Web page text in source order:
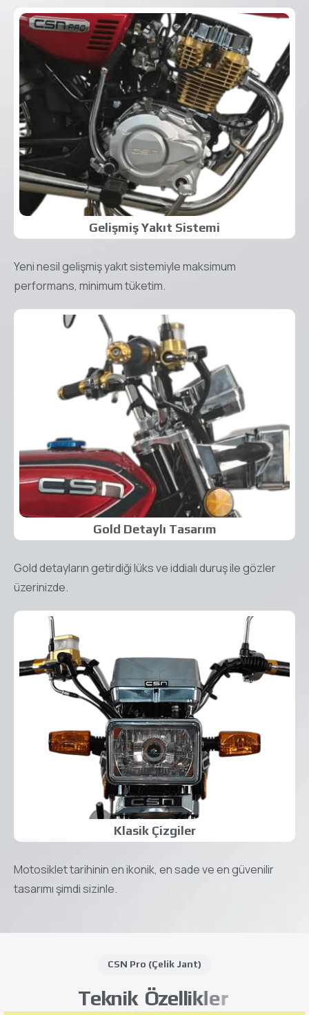
Gelişmiş Yakıt Sistemi
Yeni nesil gelişmiş yakıt sistemiyle maksimum
performans, minimum tüketim.
Gold Detaylı Tasarım
Gold detayların getirdiği lüks ve iddialı duruş ile gözler
üzerinizde.
Klasik Çizgiler
Motosiklet tarihinin en ikonik, en sade ve en güvenilir
tasarımı şimdi sizinle.
CSN Pro (Çelik Jant)
Teknik Özellikler